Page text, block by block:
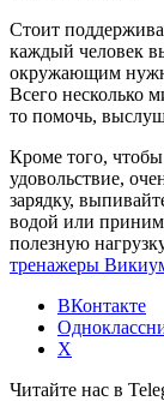
Стоит
каждый человек
окружающим
Всего несколько
то помочь,
Кроме того,
удовольствие,
зарядку,
водой или
полезную
тренажеры
ВКонтакте
X
Читайте нас в